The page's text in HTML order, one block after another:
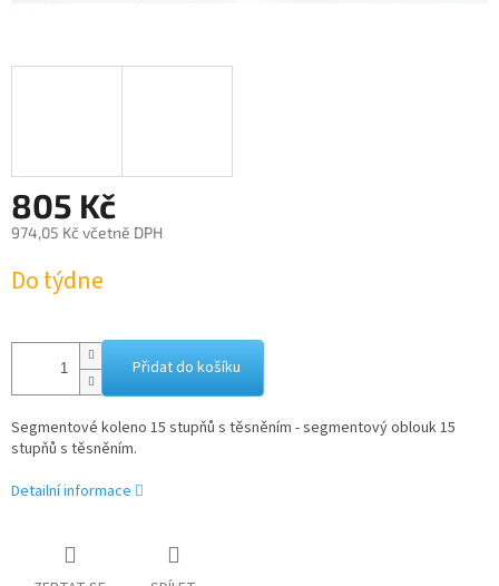
805 Kč
974,05 Kč včetně DPH
cena:
Do týdne
Přidat do košíku
Segmentové koleno 15 stupňů s těsněním - segmentový oblouk 15
stupňů s těsněním.
Detailní informace